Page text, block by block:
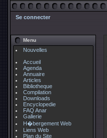
Se connecter
Menu
Nouvelles
Accueil
Agenda
Annuaire
Articles
Bibliotheque
Compilation
Downloads
Encyclopedie
FAQ Anar
Gallerie
H�bergement Web
Liens Web
Plan du Site